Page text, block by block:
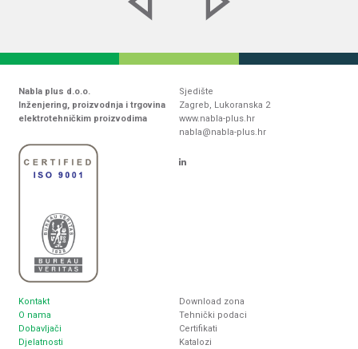
Nabla plus d.o.o.
Inženjering, proizvodnja i trgovina
elektrotehničkim proizvodima
Sjedište
Zagreb, Lukoranska 2
www.nabla-plus.hr
nabla@nabla-plus.hr
Kontakt
O nama
Dobavljači
Djelatnosti
Download zona
Tehnički podaci
Certifikati
Katalozi